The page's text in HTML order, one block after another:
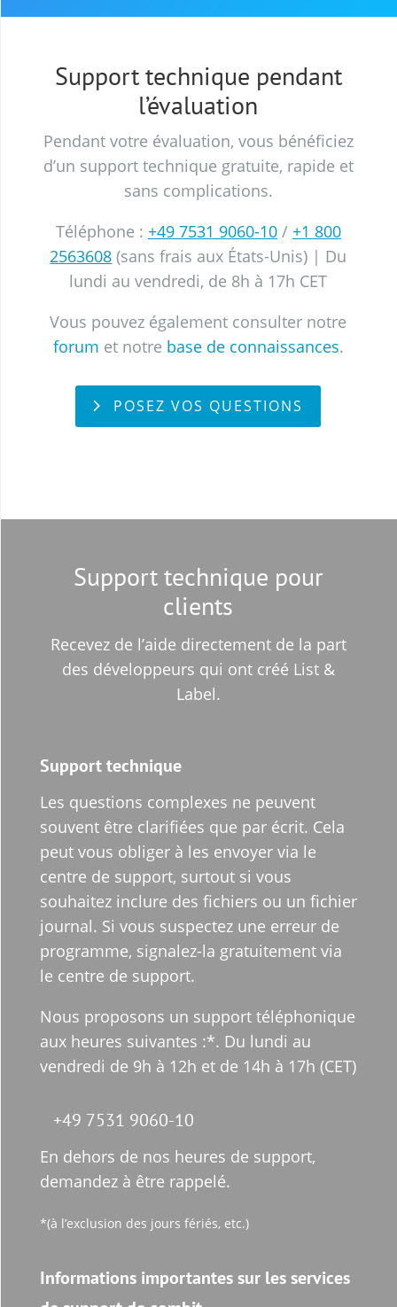
Support technique pendant
l’évaluation
Pendant votre évaluation, vous bénéficiez
d’un support technique gratuite, rapide et
sans complications.
Téléphone : +49 7531 9060-10/ +1 800
2563608 (sans frais aux États-Unis) | Du
lundi au vendredi, de 8h à 17h CET
Vous pouvez également consulter notre
forum et notre base de connaissances.
POSEZ VOS QUESTIONS
Support technique pour
clients
Recevez de l’aide directement de la part
des développeurs qui ont créé List &
Label.
Support technique
Les questions complexes ne peuvent
souvent être clarifiées que par écrit. Cela
peut vous obliger à les envoyer via le
centre de support, surtout si vous
souhaitez inclure des fichiers ou un fichier
journal. Si vous suspectez une erreur de
programme, signalez-la gratuitement via
le centre de support.
Nous proposons un support téléphonique
aux heures suivantes :*. Du lundi au
vendredi de 9h à 12h et de 14h à 17h (CET)
+49 7531 9060-10
En dehors de nos heures de support,
demandez à être rappelé.
*(à l’exclusion des jours fériés, etc.)
Informations importantes sur les services